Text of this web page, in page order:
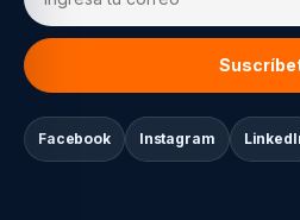
Facebook Instagram